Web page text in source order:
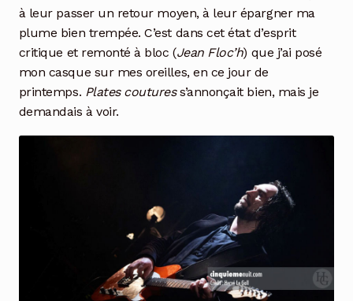
à leur passer un retour moyen, à leur épargner ma
plume bien trempée. C’est dans cet état d’esprit
critique et remonté à bloc (Jean Floc’h) que j’ai posé
mon casque sur mes oreilles, en ce jour de
printemps. Plates couturess’annonçait bien, mais je
demandais à voir.